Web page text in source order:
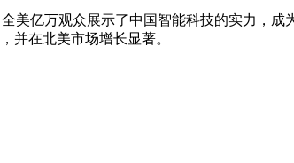
亿万观众展示了中国智能科技的实力，
并在北美市场增长显著。